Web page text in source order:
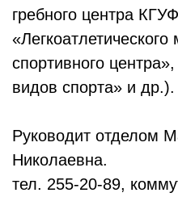
гребного центра
спортивного
видов спорта» и др.).
Руководит отделом
Николаевна.
тел. 255-20-89,